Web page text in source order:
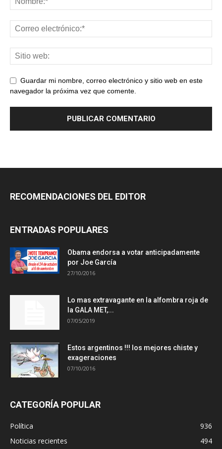
Guardar mi nombre, correo electrónico y sitio web en este
navegador la próxima vez que comente.
RECOMENDACIONES DEL EDITOR
ENTRADAS POPULARES
Obama endorsa a votar anticipadamente
por Joe García
27/10/2016
Lo mas extravagante en la alfombra roja de
la GALA MET,...
07/05/2019
Estos argentinos !!! los mejores chiste y
exageraciones
07/10/2016
CATEGORÍA POPULAR
Política
936
Noticias recientes
494